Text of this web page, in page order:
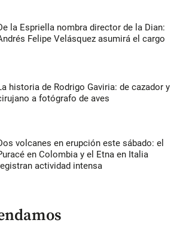
la Espriella nombra director de la Dian:
Felipe Velásquez asumirá el cargo
historia de Rodrigo Gaviria: de cazador y
a fotógrafo de aves
volcanes en erupción este sábado: el
en Colombia y el Etna en Italia
actividad intensa